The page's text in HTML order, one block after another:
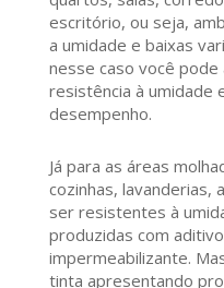
escritório, ou seja,
a umidade e baixas
nesse caso você
resistência à umidade
desempenho.
Já para as áreas
cozinhas, lavanderias,
ser resistentes à
produzidas com
impermeabilizante.
tinta apresentando